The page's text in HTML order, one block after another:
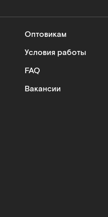
Оптовикам
Условия работы
FAQ
Вакансии